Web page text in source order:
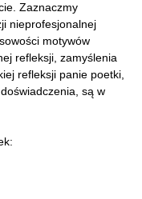
Zaznaczmy
nieprofesjonalnej
motywów
refleksji, zamyślenia
refleksji panie poetki,
są w